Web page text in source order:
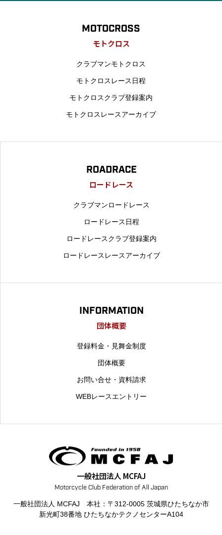
MOTOCROSS
モトクロス
クラブマンモトクロス
モトクロスレース日程
モトクロスクラブ登録案内
モトクロスレースアーカイブ
ROADRACE
ロードレース
クラブマンロードレース
ロードレース日程
ロードレースクラブ登録案内
ロードレースレースアーカイブ
INFORMATION
団体概要
登録料金・見舞金制度
団体概要
お問い合せ・資料請求
WEBレースエントリー
一般社団法人 MCFAJ
一般社団法人 MCFAJ 本社：〒312-0005 茨城県ひたちなか市
新光町38番地ひたちなかテクノセンターA104